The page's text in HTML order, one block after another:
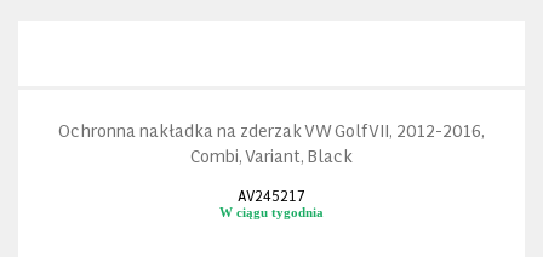
Ochronna nakładka na zderzak VW Golf VII, 2012-2016,
Combi, Variant, Black
AV245217
W ciągu tygodnia